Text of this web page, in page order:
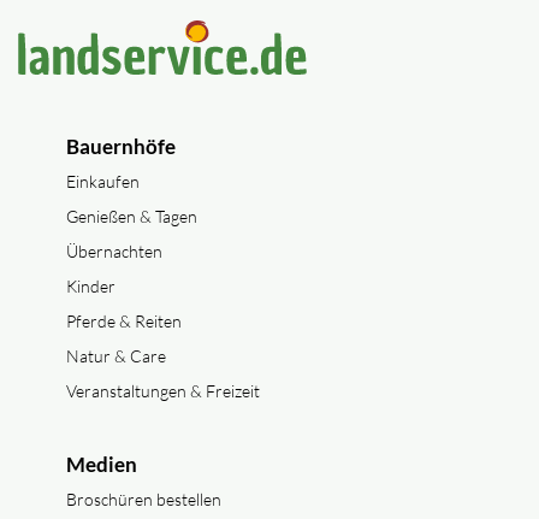
Bauernhöfe
Einkaufen
Genießen & Tagen
Übernachten
Kinder
Pferde & Reiten
Natur & Care
Veranstaltungen & Freizeit
Medien
Broschüren bestellen